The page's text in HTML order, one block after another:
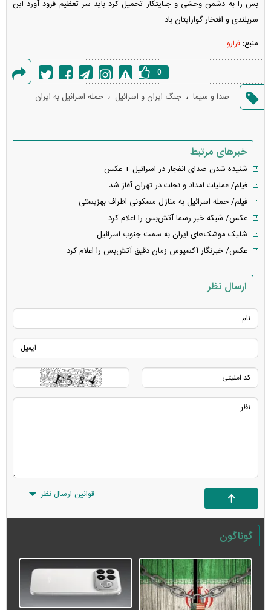
بس را به دشمن وحشی و جنایتکار تحمیل کرد باید سر تعظیم فرود آورد این
سربلندی و افتخار گوارایتان باد
منبع: فرارو
گزارش
خطا
0
صدا و سیما ، جنگ ایران و اسرائیل ، حمله اسرائیل به ایران
خبرهای مرتبط
شنیده شدن صدای انفجار در اسرائیل + عکس
فیلم/ عملیات امداد و نجات در تهران آغاز شد
فیلم/ حمله اسرائیل به منازل مسکونی اطراف بهزیستی
عکس/ شبکه خبر رسما آتش‌بس را اعلام کرد
شلیک موشک‌های ایران به سمت جنوب اسرائیل
عکس/ خبرنگار آکسیوس زمان دقیق آتش‌بس را اعلام کرد
ارسال نظر
قوانین ارسال نظر
گوناگون